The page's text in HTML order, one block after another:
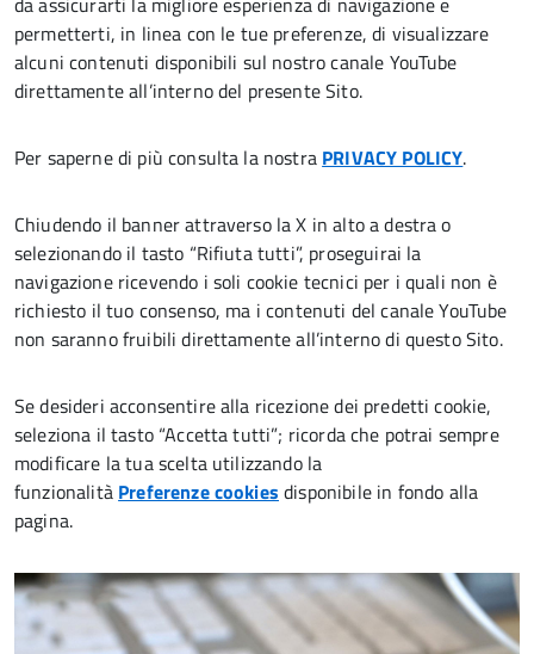
permetterti, in linea con le tue preferenze, di visualizzare
alcuni contenuti disponibili sul nostro canale YouTube
direttamente all’interno del presente Sito.
Per saperne di più consulta la nostra PRIVACY POLICY.
Chiudendo il banner attraverso la X in alto a destra o
selezionando il tasto “Rifiuta tutti”, proseguirai la
navigazione ricevendo i soli cookie tecnici per i quali non è
richiesto il tuo consenso, ma i contenuti del canale YouTube
non saranno fruibili direttamente all’interno di questo Sito.
Se desideri acconsentire alla ricezione dei predetti cookie,
seleziona il tasto “Accetta tutti”; ricorda che potrai sempre
modificare la tua scelta utilizzando la
funzionalità Preferenze cookies disponibile in fondo alla
pagina.